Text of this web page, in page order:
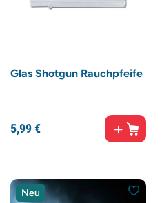
Glas Shotgun Rauchpfeife
5,99€
Neu